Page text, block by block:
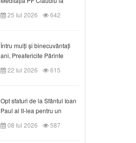
Duminica a VIII-a după
Rusalii
25 Iul 2026 642
Întru mulți și binecuvântați
ani, Preafericite Părinte
Claudiu!
22 Iul 2026 615
Opt sfaturi de la Sfântul Ioan
Paul al II-lea pentru un
creștin
08 Iul 2026 587